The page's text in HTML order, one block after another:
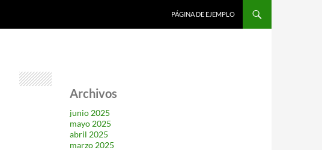
PÁGINA DE EJEMPLO
Archivos
junio 2025
mayo 2025
abril 2025
marzo 2025